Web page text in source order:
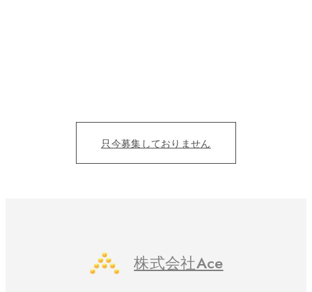
只今募集しておりません
株式会社Ace